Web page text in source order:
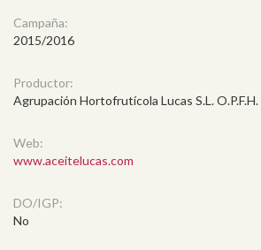
Campaña:
2015/2016
Productor:
Agrupación Hortofrutícola Lucas S.L. O.P.F.H.
Web:
www.aceitelucas.com
DO/IGP:
No